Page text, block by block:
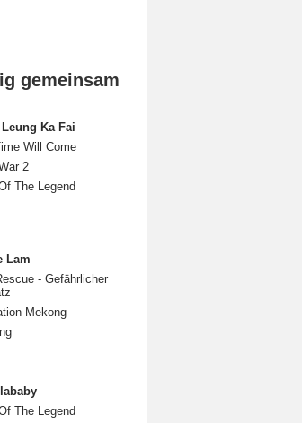
gemeinsam
Ka Fai
Will Come
2
The Legend
Lam
- Gefährlicher
Mekong
The Legend